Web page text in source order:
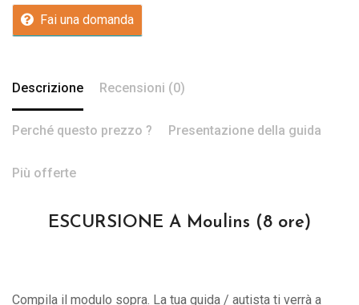
Fai una domanda
Descrizione Recensioni (0)
Perché questo prezzo ? Presentazione della guida
Più offerte
ESCURSIONE A Moulins (8 ore)
Compila il modulo sopra. La tua guida / autista ti verrà a